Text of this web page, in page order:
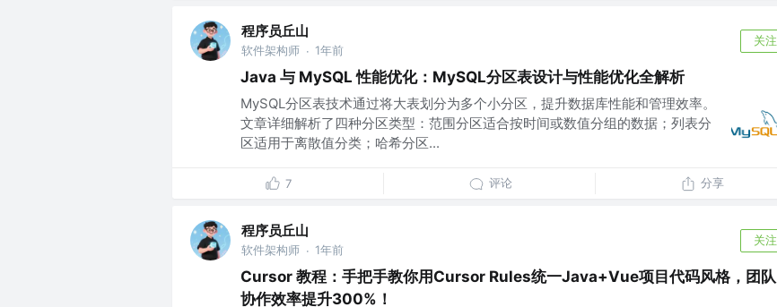
程序员丘山
软件架构师 · 1年前
关注
Java 与 MySQL 性能优化：MySQL分区表设计与性能优化全解析
MySQL分区表技术通过将大表划分为多个小分区，提升数据库性能和管理效率。
文章详细解析了四种分区类型：范围分区适合按时间或数值分组的数据；列表分
区适用于离散值分类；哈希分区...
7 评论 分享
程序员丘山
软件架构师 · 1年前
关注
Cursor 教程：手把手教你用Cursor Rules统一Java+Vue项目代码风格，团队
协作效率提升300%！